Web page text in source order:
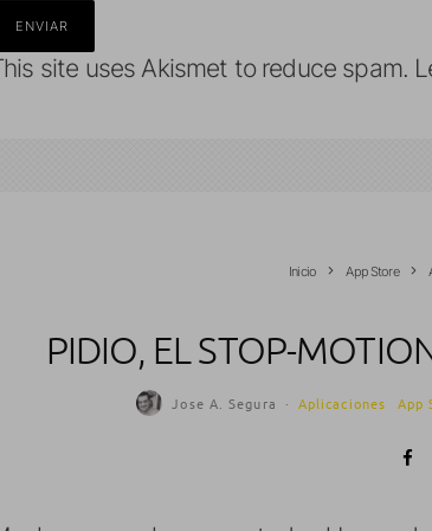
site uses Akismet to reduce spam.
Inicio App Store
PIDIO, EL STOP-
Jose A. Segura · Aplicaciones App